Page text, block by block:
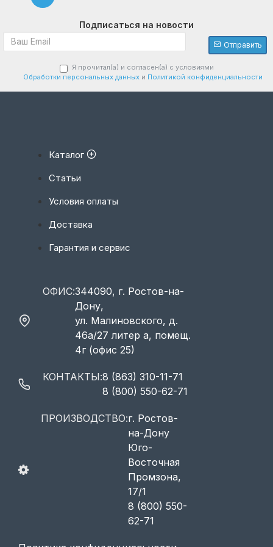
Подписаться на новости
Отправить
Я прочитал(а) и согласен(а) с условиями
Обработки персональных данныхи Политикой конфиденциальности
Каталог
Статьи
Условия оплаты
Доставка
Гарантия и сервис
ОФИС:344090, г. Ростов-на-
Дону,
ул. Малиновского, д.
46а/27 литер а, помещ.
4г (офис 25)
КОНТАКТЫ:8 (863) 310-11-71
8 (800) 550-62-71
ПРОИЗВОДСТВО:г. Ростов-
на-Дону
Юго-
Восточная
Промзона,
17/1
8 (800) 550-
62-71